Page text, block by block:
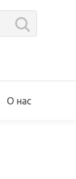
О нас